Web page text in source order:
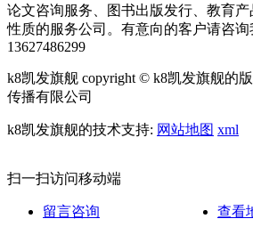
论文咨询服务、图书出版发行、教育
性质的服务公司。有意向的客户请咨询
13627486299
k8凯发旗舰 copyright © k8凯发旗舰的
传播有限公司
k8凯发旗舰的技术支持: 网站地图 xml
扫一扫访问移动端
留言咨询 查看